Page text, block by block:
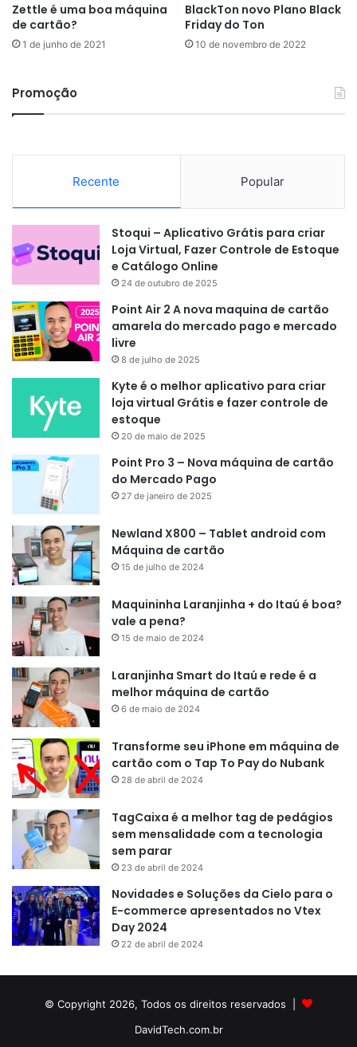
Zettle é uma boa máquina
de cartão?
1 de junho de 2021
BlackTon novo Plano Black
Friday do Ton
10 de novembro de 2022
Promoção
Recente Popular
Stoqui – Aplicativo Grátis para criar
Loja Virtual, Fazer Controle de Estoque
e Catálogo Online
24 de outubro de 2025
Point Air 2 A nova maquina de cartão
amarela do mercado pago e mercado
livre
8 de julho de 2025
Kyte é o melhor aplicativo para criar
loja virtual Grátis e fazer controle de
estoque
20 de maio de 2025
Point Pro 3 – Nova máquina de cartão
do Mercado Pago
27 de janeiro de 2025
Newland X800 – Tablet android com
Máquina de cartão
15 de julho de 2024
Maquininha Laranjinha + do Itaú é boa?
vale a pena?
15 de maio de 2024
Laranjinha Smart do Itaú e rede é a
melhor máquina de cartão
6 de maio de 2024
Transforme seu iPhone em máquina de
cartão com o Tap To Pay do Nubank
28 de abril de 2024
TagCaixa é a melhor tag de pedágios
sem mensalidade com a tecnologia
sem parar
23 de abril de 2024
Novidades e Soluções da Cielo para o
E-commerce apresentados no Vtex
Day 2024
22 de abril de 2024
© Copyright 2026, Todos os direitos reservados |
DavidTech.com.br